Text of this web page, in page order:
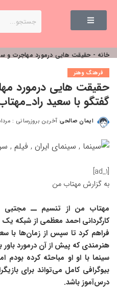
خانه -حقیقت هایی درمورد مهاجرت و
فرهنگ وهنر
حقیقت هایی درمورد
گفتگو با سعید
ایمان صالحی آخرین بروزرسانی : مرداد ۲,
[ad_1]
به گزارش مهتاب من
مهتاب من از تنسیم ــ مجتبی‌
کارگردانی احمد معظمی از شبکه
فراهم کرد تا سپس از زمان‌ها با
هنرمندی که پیش از آن درمورد
سینما با او او مباحثه کرده
بیوگرافی کامل می‌تواند برای
درس‌آموز باشد.